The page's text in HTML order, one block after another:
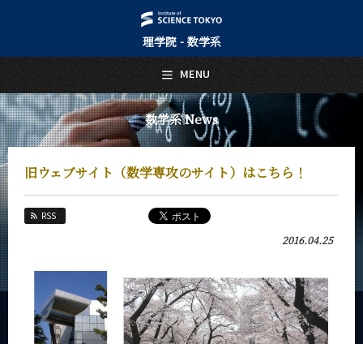
理学院 - 数学系
数学系 News
旧ウェブサイト（数学専攻のサイト）はこちら！
RSS
2016.04.25
MENU
日本語 English
トップページ
Top Page
数学系について
About Us
Education
教員・研究室
未来
入学案内
Admissions